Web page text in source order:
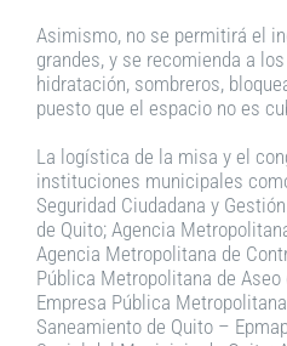
Asimismo, no se permitirá el
grandes, y se recomienda a
hidratación, sombreros,
puesto que el espacio no es
La logística de la misa y el
instituciones municipales
Seguridad Ciudadana y
de Quito; Agencia
Agencia Metropolitana de
Pública Metropolitana de
Empresa Pública
Saneamiento de Quito –